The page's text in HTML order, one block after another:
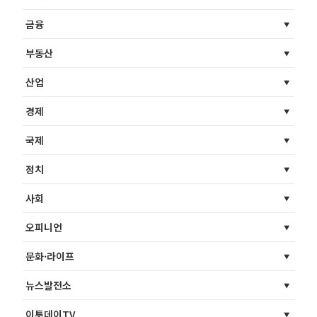
금융
부동산
산업
경제
국제
정치
사회
오피니언
문화·라이프
뉴스발전소